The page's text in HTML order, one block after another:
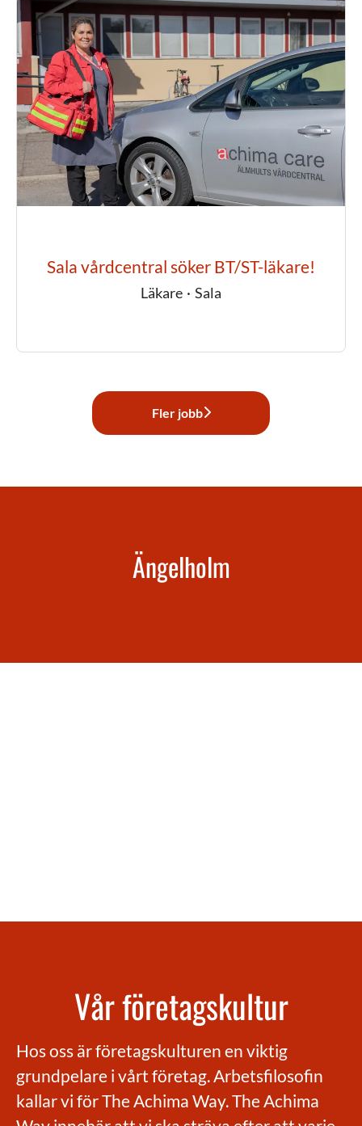
Sala vårdcentral söker BT/ST-läkare!
Läkare · Sala
Fler jobb
Ängelholm
Vår företagskultur
Hos oss är företagskulturen en viktig
grundpelare i vårt företag. Arbetsfilosofin
kallar vi för The Achima Way. The Achima